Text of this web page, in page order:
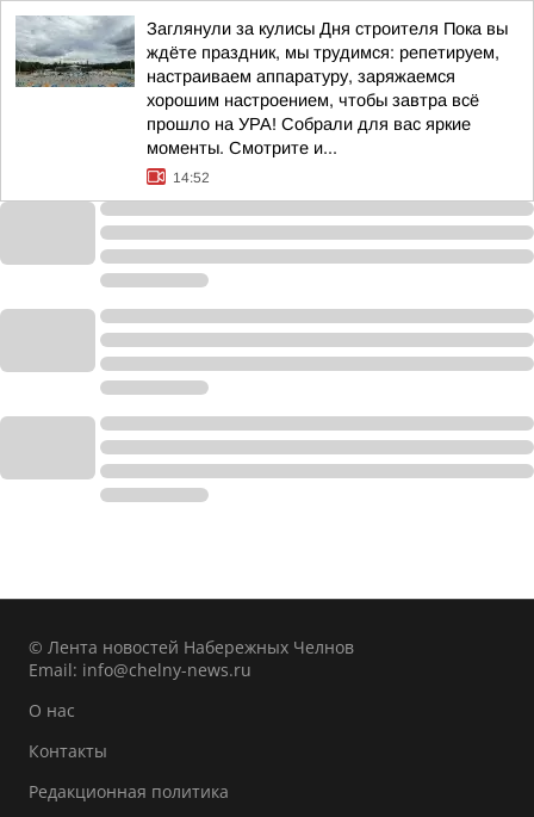
Заглянули за кулисы Дня строителя Пока вы
ждёте праздник, мы трудимся: репетируем,
настраиваем аппаратуру, заряжаемся
хорошим настроением, чтобы завтра всё
прошло на УРА! Собрали для вас яркие
моменты. Смотрите и...
14:52
© Лента новостей Набережных Челнов
Email: info@chelny-news.ru
О нас
Контакты
Редакционная политика